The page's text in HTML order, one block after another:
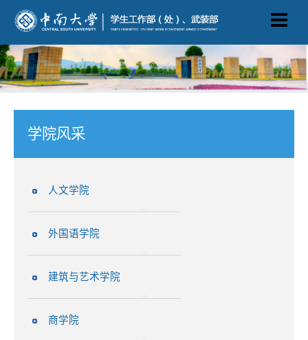
学院风采
人文学院
外国语学院
建筑与艺术学院
商学院